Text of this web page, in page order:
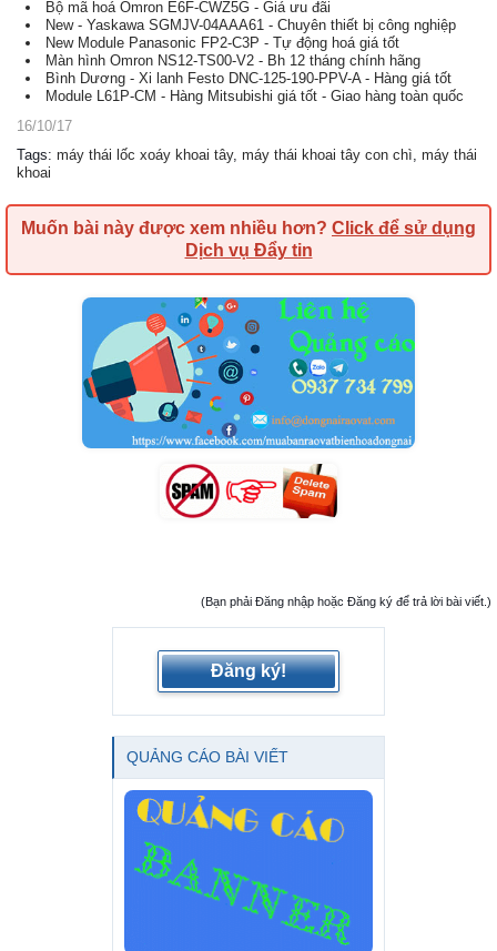
Bộ mã hoá Omron E6F-CWZ5G - Giá ưu đãi
New - Yaskawa SGMJV-04AAA61 - Chuyên thiết bị công nghiệp
New Module Panasonic FP2-C3P - Tự động hoá giá tốt
Màn hình Omron NS12-TS00-V2 - Bh 12 tháng chính hãng
Bình Dương - Xi lanh Festo DNC-125-190-PPV-A - Hàng giá tốt
Module L61P-CM - Hàng Mitsubishi giá tốt - Giao hàng toàn quốc
16/10/17
Tags: máy thái lốc xoáy khoai tây, máy thái khoai tây con chì máy thái
khoai
Muốn bài này được xem nhiều hơn? Click để sử dụng
Dịch vụ Đẩy tin
(Bạn phải Đăng nhập hoặc Đăng ký để trả lời bài viết.)
Đăng ký!
QUẢNG CÁO BÀI VIẾT